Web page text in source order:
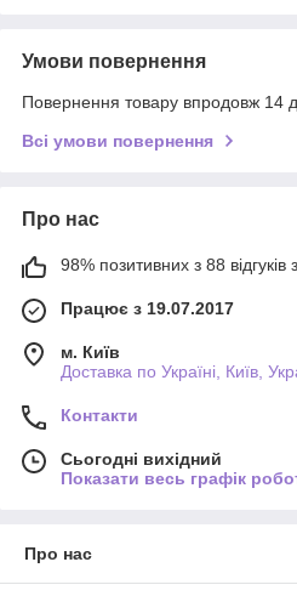
Умови повернення
Повернення товару впродовж 14
Всі умови повернення
Про нас
98% позитивних з 88 відгуків
Працює з 19.07.2017
м. Київ
Доставка по Україні, Київ,
Контакти
Сьогодні вихідний
Показати весь графік
Про нас